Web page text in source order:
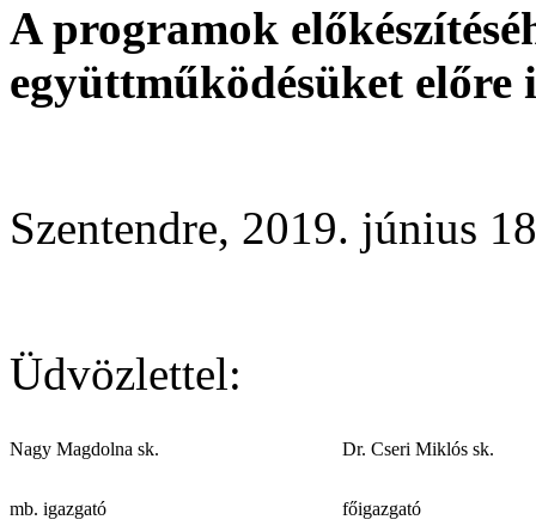
A programok
együttműködésüket előre
Szentendre, 2019. június
Üdvözlettel:
Nagy Magdolna sk. Dr. Cseri Miklós sk.
mb. igazgató főigazgató